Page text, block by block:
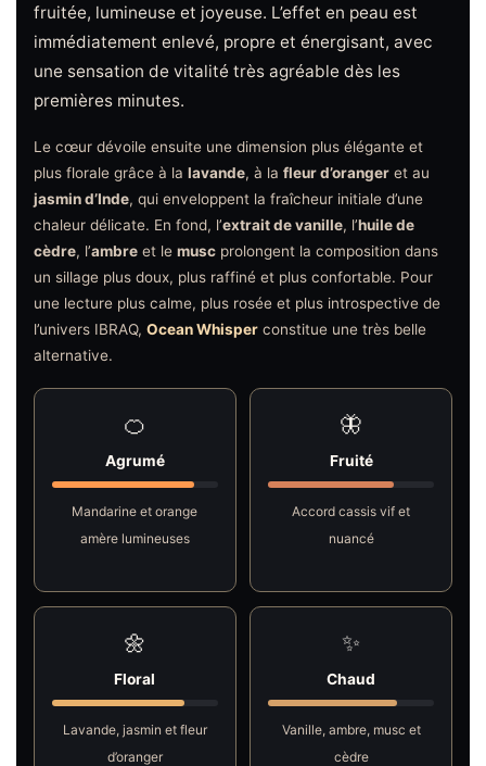
fruitée, lumineuse et joyeuse. L’effet en peau est
immédiatement enlevé, propre et énergisant, avec
une sensation de vitalité très agréable dès les
premières minutes.
Le cœur dévoile ensuite une dimension plus élégante et
plus florale grâce à la lavande, à la fleur d’oranger et au
jasmin d’Inde, qui enveloppent la fraîcheur initiale d’une
chaleur délicate. En fond, l’extrait de vanille, l’huile de
cèdre, l’ambre et le musc prolongent la composition dans
un sillage plus doux, plus raffiné et plus confortable. Pour
une lecture plus calme, plus rosée et plus introspective de
l’univers IBRAQ, Ocean Whisper constitue une très belle
alternative.
🍊
Agrumé
Mandarine et orange
amère lumineuses
🦋
Fruité
Accord cassis vif et
nuancé
🌼
Floral
Lavande, jasmin et fleur
d’oranger
✨
Chaud
Vanille, ambre, musc et
cèdre